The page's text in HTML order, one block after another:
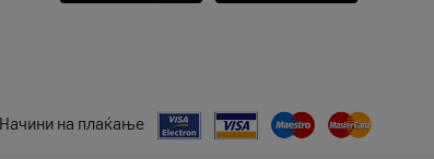
Начини на плаќање